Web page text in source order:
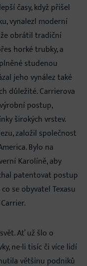
časy, když přišel
vynalezl moderní
obrátil tradiční
horké trubky, a
studenou
jeho vynález také
důležité. Carrierova
postup,
širokých vrstev.
založil společnost
Bylo na
Karolíně, aby
patentovat postup
se obyvatel Texasu
Ať už šlo o
ne-li tisíc či více lidí
většinu podniků